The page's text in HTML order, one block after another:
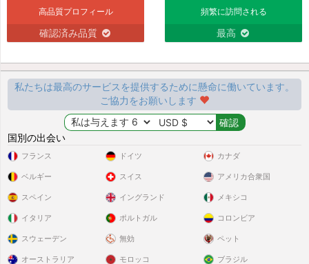
高品質プロフィール
確認済み品質
頻繁に訪問される
最高
私たちは最高のサービスを提供するために懸命に働いています。
ご協力をお願いします
国別の出会い
フランス
ベルギー
スペイン
イタリア
スウェーデン
ドイツ
スイス
イングランド
ポルトガル
無効
カナダ
アメリカ合衆国
メキシコ
コロンビア
ペット
オーストラリア モロッコ ブラジル